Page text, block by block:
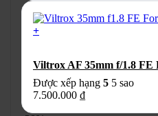
8.000.000 ₫. là:
+
Viltrox AF 35mm f/1.8 FE
Được xếp hạng 5 5 sao
7.500.000 ₫